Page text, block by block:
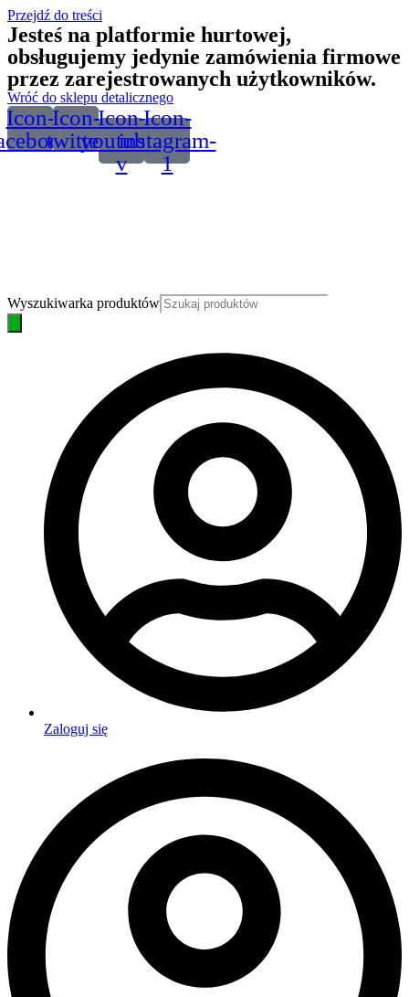
Przejdź do treści
Jesteś na platformie hurtowej,
obsługujemy jedynie zamówienia firmowe
przez zarejestrowanych użytkowników.
Wróć do sklepu detalicznego
Icon-Icon-
twitter
Icon-
youtube-
v
Icon-
instagram-
1
Wyszukiwarka produktów
Zaloguj się